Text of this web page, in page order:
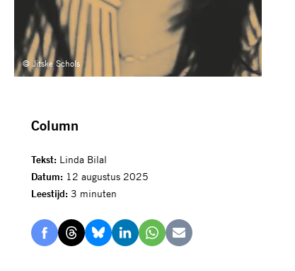
© Jitske Schols
Column
Tekst: Linda Bilal
Datum: 12 augustus 2025
Leestijd: 3 minuten
DelenDelenDelenDelenDelenDelen